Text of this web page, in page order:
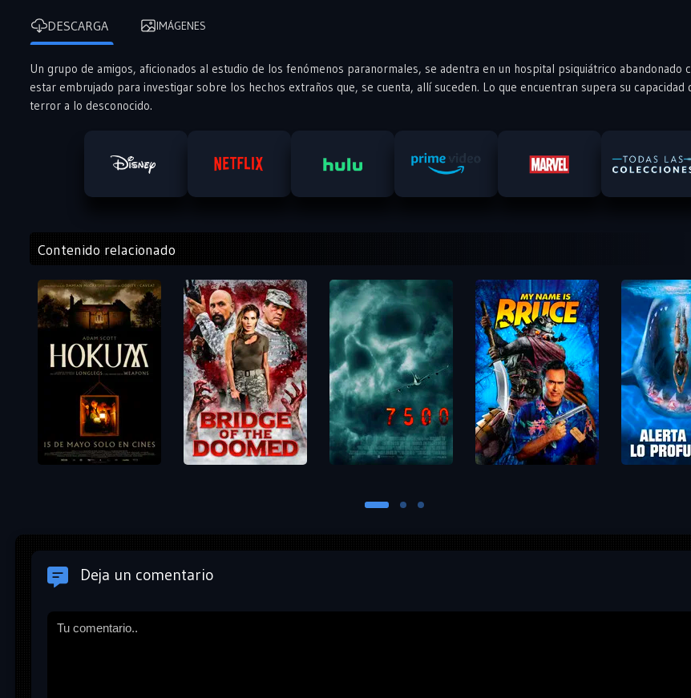
DESCARGA IMÁGENES
Un grupo de amigos, aficionados al estudio de los fenómenos paranormales, se adentra en un hospital psiquiátrico abandonado
estar embrujado para investigar sobre los hechos extraños que, se cuenta, allí suceden. Lo que encuentran supera su capacidad
terror a lo desconocido.
Contenido relacionado
Deja un comentario